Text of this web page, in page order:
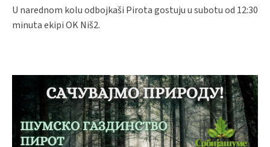
U narednom kolu odbojkaši Pirota gostuju u subotu od 12:30
minuta ekipi OK Niš2.